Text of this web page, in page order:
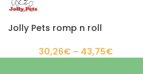
Jolly Pets romp n roll
30,26€ – 43,75€